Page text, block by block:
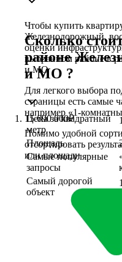
Чтобы купить
Железнодорожный,
оценки
выбранном районе в
и МО
Для легкого выбора
страницы есть самые
например «1-
Помимо удобной
отсортировать
или площади
Сколько
районе
и МО ?
Цена за квадратный
метр
Площадь
Самые популярные
запросы
Самый дорогой
объект
15 690 000₽